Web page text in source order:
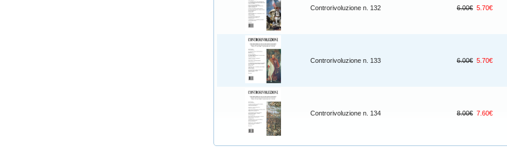
Controrivoluzione n. 132 6.00€ 5.70€
Controrivoluzione n. 133 6.00€ 5.70€
Controrivoluzione n. 134 8.00€ 7.60€